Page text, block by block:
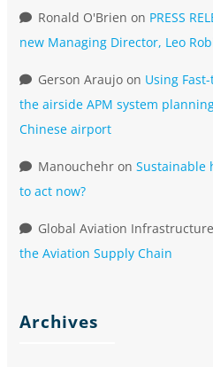
Ronald O'Brien on PRESS
new Managing Director, Leo
Gerson Araujo on Using
the airside APM system
Chinese airport
Manouchehr on Sustainable
to act now?
Global Aviation Infrastructure
the Aviation Supply Chain
Archives